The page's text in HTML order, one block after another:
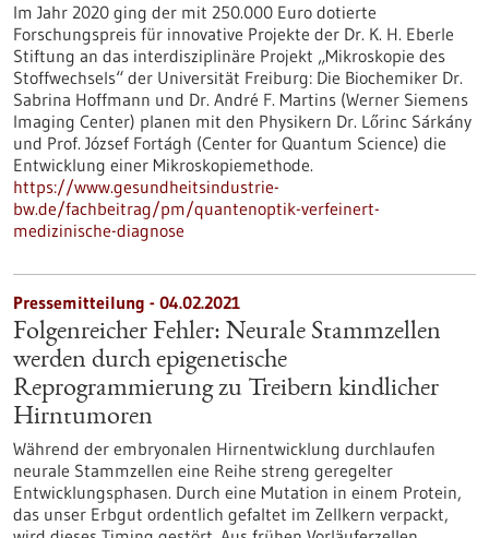
Im Jahr 2020 ging der mit 250.000 Euro dotierte
Forschungspreis für innovative Projekte der Dr. K. H. Eberle
Stiftung an das interdisziplinäre Projekt „Mikroskopie des
Stoffwechsels“ der Universität Freiburg: Die Biochemiker Dr.
Sabrina Hoffmann und Dr. André F. Martins (Werner Siemens
Imaging Center) planen mit den Physikern Dr. Lőrinc Sárkány
und Prof. József Fortágh (Center for Quantum Science) die
Entwicklung einer Mikroskopiemethode.
https://www.gesundheitsindustrie-
bw.de/fachbeitrag/pm/quantenoptik-verfeinert-
medizinische-diagnose
Pressemitteilung - 04.02.2021
Folgenreicher Fehler: Neurale Stammzellen
werden durch epigenetische
Reprogrammierung zu Treibern kindlicher
Hirntumoren
Während der embryonalen Hirnentwicklung durchlaufen
neurale Stammzellen eine Reihe streng geregelter
Entwicklungsphasen. Durch eine Mutation in einem Protein,
das unser Erbgut ordentlich gefaltet im Zellkern verpackt,